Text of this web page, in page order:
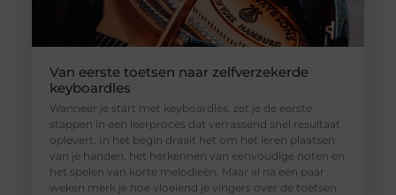
Van eerste toetsen naar zelfverzekerde
keyboardles
Wanneer je start met keyboardles, zet je de eerste
stappen in een leerproces dat verrassend snel resultaat
oplevert. In het begin draait het om het leren plaatsen
van je handen, het herkennen van eenvoudige noten en
het spelen van korte melodieën. Maar al na een paar
weken merk je hoe vloeiend je vingers over de toetsen